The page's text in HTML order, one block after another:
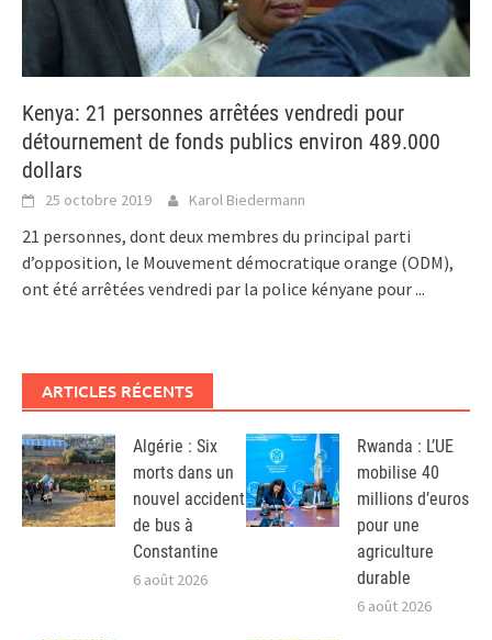
Kenya: 21 personnes arrêtées vendredi pour
détournement de fonds publics environ 489.000
dollars
25 octobre 2019 Karol Biedermann
21 personnes, dont deux membres du principal parti
d’opposition, le Mouvement démocratique orange (ODM),
ont été arrêtées vendredi par la police kényane pour...
ARTICLES RÉCENTS
Algérie : Six
morts dans un
nouvel accident
de bus à
Constantine
6 août 2026
Rwanda : L’UE
mobilise 40
millions d’euros
pour une
agriculture
durable
6 août 2026